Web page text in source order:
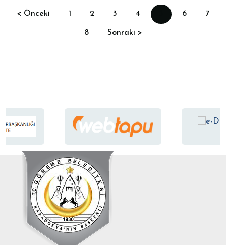
< Önceki 1 2 3 4 6 7
8 Sonraki >